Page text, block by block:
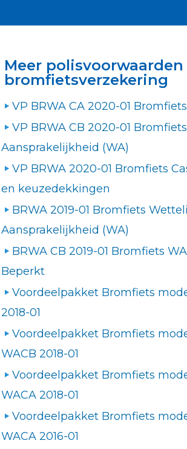
Meer polisvoorwaarden
bromfietsverzekering
VP BRWA CA 2020-01
VP BRWA CB 2020-01
Aansprakelijkheid (WA)
VP BRWA 2020-01 Bromfiets
en keuzedekkingen
BRWA 2019-01 Bromfiets
Aansprakelijkheid (WA)
BRWA CB 2019-01 Bromfiets
Beperkt
Voordeelpakket Bromfiets
2018-01
Voordeelpakket Bromfiets
WACB 2018-01
Voordeelpakket Bromfiets
WACA 2018-01
Voordeelpakket Bromfiets
WACA 2016-01